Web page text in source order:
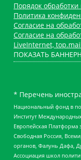
Порядок
Политика
Согласие на
Согласие на
LiveInternet,
ПОКАЗАТЬ
* Перечень
Национальный фонд в
Институт
Европейская
Свободная Россия,
органов, Фалунь Дафа,
Ассоциация школ